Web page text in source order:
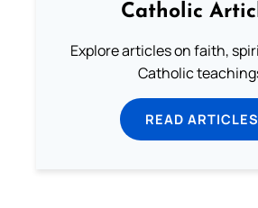
Catholic
Explore articles on faith,
Catholic
READ ARTICLES